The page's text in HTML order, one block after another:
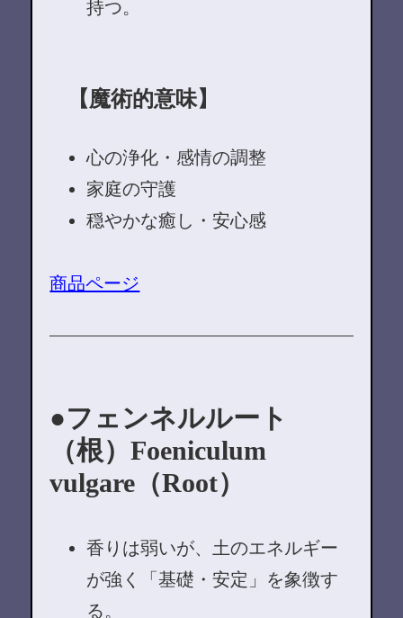
持つ。
【魔術的意味】
心の浄化・感情の調整
家庭の守護
穏やかな癒し・安心感
商品ページ
フェンネルルート
（根）Foeniculum
vulgare（Root）
香りは弱いが、土のエネルギー
が強く「基礎・安定」を象徴す
る。